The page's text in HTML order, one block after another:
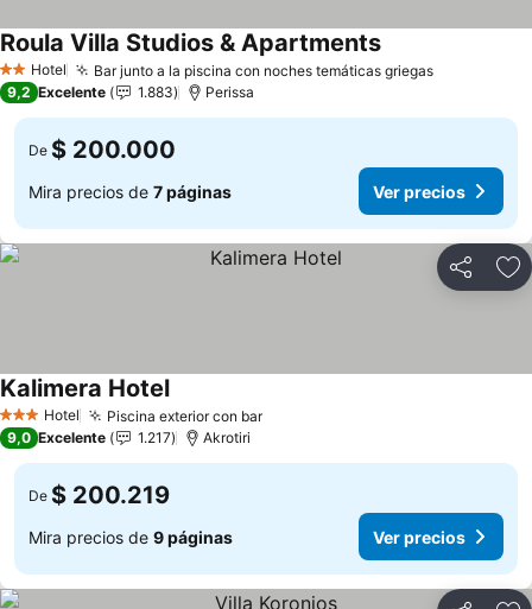
2 Estrellas
Hotel Bar junto a la piscina con noches temáticas griegasVer
Roula Villa Studios & ApartmentsVer precios
9,2 Excelente 1.883 Perissa
De $ 200.000
Mira precios de 7 páginas Ver precios
Compartir
3 Estrellas
Hotel Piscina exterior con barVer precios
Kalimera HotelVer precios
9,0 Excelente 1.217 Akrotiri
De $ 200.219
Mira precios de 9 páginas Ver precios